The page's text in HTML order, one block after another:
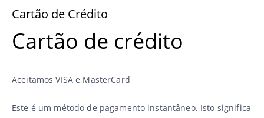
Cartão de Crédito
Cartão de crédito
Aceitamos VISA e MasterCard
Este é um método de pagamento instantâneo. Isto significa